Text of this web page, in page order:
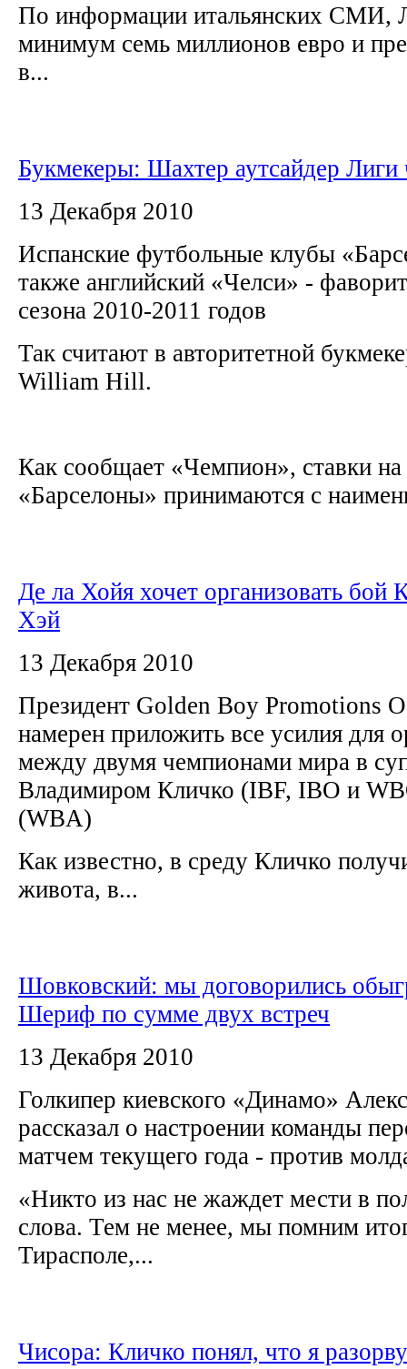
По информации итальянских СМИ,
минимум семь миллионов евро и
в...
Букмекеры: Шахтер аутсайдер Лиги
13 Декабря 2010
Испанские футбольные клубы
также английский «Челси» -
сезона 2010-2011 годов
Так считают в авторитетной
William Hill.
Как сообщает «Чемпион», ставки
«Барселоны» принимаются с
Де ла Хойя хочет организовать бой
Хэй
13 Декабря 2010
Президент Golden Boy Promotions
намерен приложить все усилия для
между двумя чемпионами мира в
Владимиром Кличко (IBF, IBO и
(WBA)
Как известно, в среду Кличко
живота, в...
Шовковский: мы договорились
Шериф по сумме двух встреч
13 Декабря 2010
Голкипер киевского «Динамо»
рассказал о настроении команды
матчем текущего года - против
«Никто из нас не жаждет мести в
слова. Тем не менее, мы помним
Тирасполе,...
Чисора: Кличко понял, что я